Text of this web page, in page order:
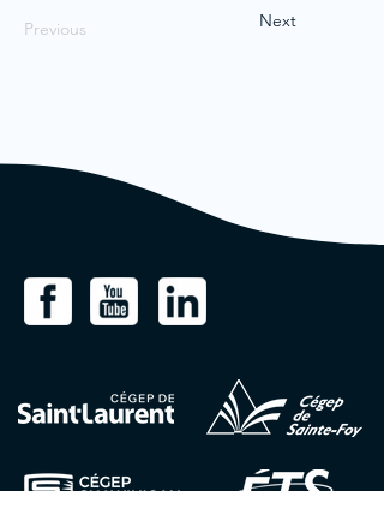
Previous Next